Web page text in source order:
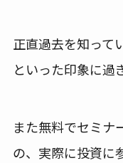
正直過去を知って
といった印象に過
また無料でセミナ
の、実際に投資に